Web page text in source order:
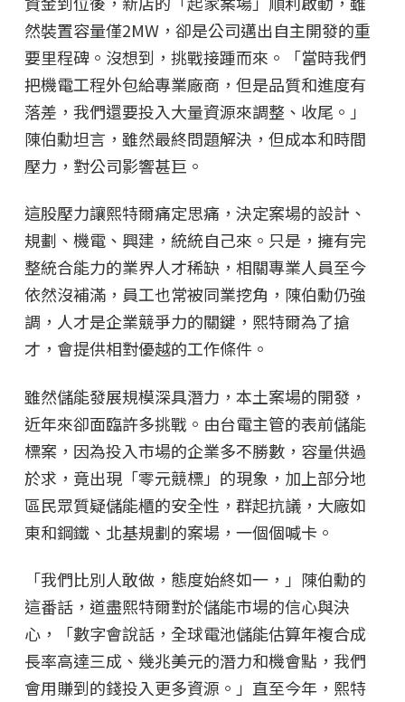
然裝置容量僅2MW，卻是公司邁出自主開發的重
要里程碑。沒想到，挑戰接踵而來。「當時我們
把機電工程外包給專業廠商，但是品質和進度有
落差，我們還要投入大量資源來調整、收尾。」
陳伯勳坦言，雖然最終問題解決，但成本和時間
壓力，對公司影響甚巨。
這股壓力讓熙特爾痛定思痛，決定案場的設計、
規劃、機電、興建，統統自己來。只是，擁有完
整統合能力的業界人才稀缺，相關專業人員至今
依然沒補滿，員工也常被同業挖角，陳伯勳仍強
調，人才是企業競爭力的關鍵，熙特爾為了搶
才，會提供相對優越的工作條件。
雖然儲能發展規模深具潛力，本土案場的開發，
近年來卻面臨許多挑戰。由台電主管的表前儲能
標案，因為投入市場的企業多不勝數，容量供過
於求，竟出現「零元競標」的現象，加上部分地
區民眾質疑儲能櫃的安全性，群起抗議，大廠如
東和鋼鐵、北基規劃的案場，一個個喊卡。
「我們比別人敢做，態度始終如一，」陳伯勳的
這番話，道盡熙特爾對於儲能市場的信心與決
心，「數字會說話，全球電池儲能估算年複合成
長率高達三成、幾兆美元的潛力和機會點，我們
會用賺到的錢投入更多資源。」直至今年，熙特